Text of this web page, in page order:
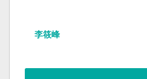
李筱峰